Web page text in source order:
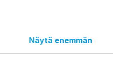
och vägar. Gummivalsar,
125 cm, vikt 7,4 kg.
Näytä enemmän